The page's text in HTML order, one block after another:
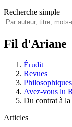
Recherche simple
Fil d'Ariane
Érudit
Revues
Philosophiques
Avez-vous lu
Du contrat à
Articles